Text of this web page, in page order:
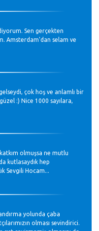
Sen gerçekten
Amsterdam'dan selam ve
çok hoş ve anlamlı bir
:) Nice 1000 sayılara,
olmuşsa ne mutlu
kutlasaydık hep
Sevgili Hocam...
yolunda çaba
olması sevindirici.